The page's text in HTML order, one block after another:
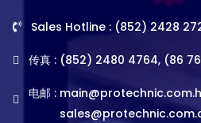
Sales Hotline : (852) 2428
传真 : (852) 2480 4764, (86
电邮 :